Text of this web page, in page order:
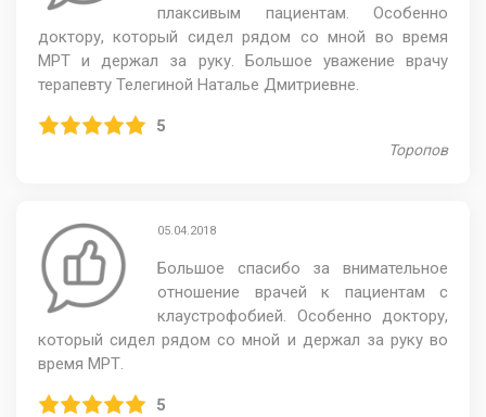
плаксивым пациентам. Особенно
доктору, который сидел рядом со мной во время
МРТ и держал за руку. Большое уважение врачу
терапевту Телегиной Наталье Дмитриевне.
5
Торопов
05.04.2018
Большое спасибо за внимательное
отношение врачей к пациентам с
клаустрофобией. Особенно доктору,
который сидел рядом со мной и держал за руку во
время МРТ.
5